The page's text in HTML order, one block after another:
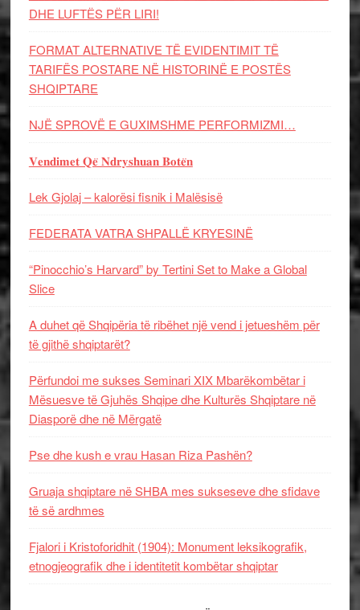
DHE LUFTЁS PЁR LIRI!
FORMAT ALTERNATIVE TË EVIDENTIMIT TË
TARIFËS POSTARE NË HISTORINË E POSTËS
SHQIPTARE
NJË SPROVË E GUXIMSHME PERFORMIZMI…
𝐕𝐞𝐧𝐝𝐢𝐦𝐞𝐭 𝐐𝐞̈ 𝐍𝐝𝐫𝐲𝐬𝐡𝐮𝐚𝐧 𝐁𝐨𝐭𝐞̈𝐧
Lek Gjolaj – kalorësi fisnik i Malësisë
FEDERATA VATRA SHPALLË KRYESINË
“Pinocchio’s Harvard” by Tertini Set to Make a Global
Slice
A duhet që Shqipëria të ribëhet një vend i jetueshëm për
të gjithë shqiptarët?
Përfundoi me sukses Seminari XIX Mbarëkombëtar i
Mësuesve të Gjuhës Shqipe dhe Kulturës Shqiptare në
Diasporë dhe në Mërgatë
Pse dhe kush e vrau Hasan Riza Pashën?
Gruaja shqiptare në SHBA mes sukseseve dhe sfidave
të së ardhmes
Fjalori i Kristoforidhit (1904): Monument leksikografik,
etnogjeografik dhe i identitetit kombëtar shqiptar